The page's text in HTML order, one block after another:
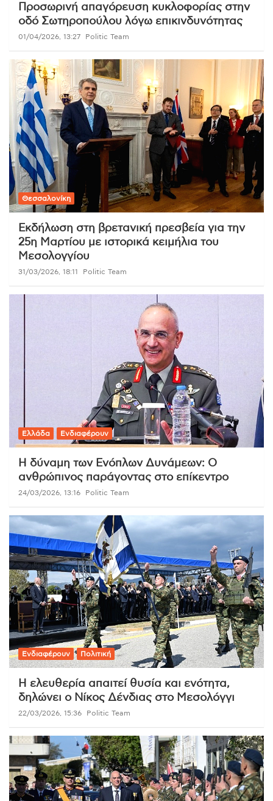
Προσωρινή απαγόρευση κυκλοφορίας στην
οδό Σωτηροπούλου λόγω επικινδυνότητας
01/04/2026, 13:27 Politic Team
Θεσσαλονίκη
Εκδήλωση στη βρετανική πρεσβεία για την
25η Μαρτίου με ιστορικά κειμήλια του
Μεσολογγίου
31/03/2026, 18:11 Politic Team
Ελλάδα Ενδιαφέρουν
Η δύναμη των Ενόπλων Δυνάμεων: Ο
ανθρώπινος παράγοντας στο επίκεντρο
24/03/2026, 13:16 Politic Team
Ενδιαφέρουν Πολιτική
Η ελευθερία απαιτεί θυσία και ενότητα,
δηλώνει ο Νίκος Δένδιας στο Μεσολόγγι
22/03/2026, 15:36 Politic Team